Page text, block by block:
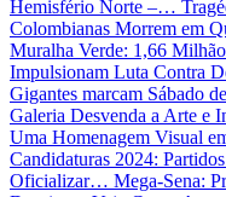
Hemisfério Norte –…
Colombianas Morrem em
Muralha Verde: 1,66
Impulsionam Luta Contra
Gigantes marcam Sábado
Galeria Desvenda a Arte e
Uma Homenagem Visual
Candidaturas 2024:
Oficializar… Mega-Sena: